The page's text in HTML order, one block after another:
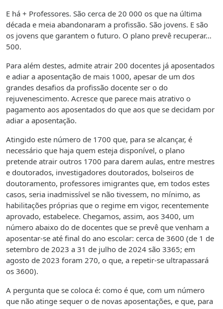
E há + Professores. São cerca de 20 000 os que na última
década e meia abandonaram a profissão. São jovens. E são
os jovens que garantem o futuro. O plano prevê recuperar…
500.
Para além destes, admite atrair 200 docentes já aposentados
e adiar a aposentação de mais 1000, apesar de um dos
grandes desafios da profissão docente ser o do
rejuvenescimento. Acresce que parece mais atrativo o
pagamento aos aposentados do que aos que se decidam por
adiar a aposentação.
Atingido este número de 1700 que, para se alcançar, é
necessário que haja quem esteja disponível, o plano
pretende atrair outros 1700 para darem aulas, entre mestres
e doutorados, investigadores doutorados, bolseiros de
doutoramento, professores imigrantes que, em todos estes
casos, seria inadmissível se não tivessem, no mínimo, as
habilitações próprias que o regime em vigor, recentemente
aprovado, estabelece. Chegamos, assim, aos 3400, um
número abaixo do de docentes que se prevê que venham a
aposentar-se até final do ano escolar: cerca de 3600 (de 1 de
setembro de 2023 a 31 de julho de 2024 são 3365; em
agosto de 2023 foram 270, o que, a repetir-se ultrapassará
os 3600).
A pergunta que se coloca é: como é que, com um número
que não atinge sequer o de novas aposentações, e que, para